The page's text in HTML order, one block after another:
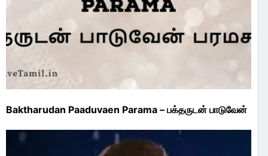
Baktharudan Paaduvaen Parama – பக்தருடன் பாடுவேன்